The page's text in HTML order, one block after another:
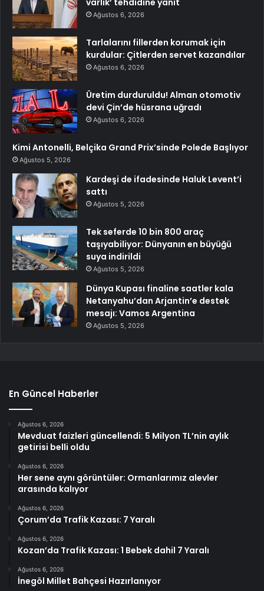
varlık’ tehdidine yanıt
Ağustos 6, 2026
Tarlalarını fillerden korumak için
kurdular: Çitlerden servet kazandılar
Ağustos 6, 2026
Üretim durduruldu! Alman otomotiv
devi Çin’de hüsrana uğradı
Ağustos 6, 2026
Kimi Antonelli, Belçika Grand Prix’sinde Polede Başlıyor
Ağustos 5, 2026
Kardeşi de ifadesinde Haluk Levent’i
sattı
Ağustos 5, 2026
Tek seferde 10 bin 800 araç
taşıyabiliyor: Dünyanın en büyüğü
suya indirildi
Ağustos 5, 2026
Dünya Kupası finaline saatler kala
Netanyahu’dan Arjantin’e destek
mesajı: Vamos Argentina
Ağustos 5, 2026
En Güncel Haberler
Ağustos 6, 2026
Mevduat faizleri güncellendi: 5 Milyon TL’nin aylık
getirisi belli oldu
Ağustos 6, 2026
Her sene aynı görüntüler: Ormanlarımız alevler
arasında kalıyor
Ağustos 6, 2026
Çorum’da Trafik Kazası: 7 Yaralı
Ağustos 6, 2026
Kozan’da Trafik Kazası: 1 Bebek dahil 7 Yaralı
Ağustos 6, 2026
İnegöl Millet Bahçesi Hazırlanıyor